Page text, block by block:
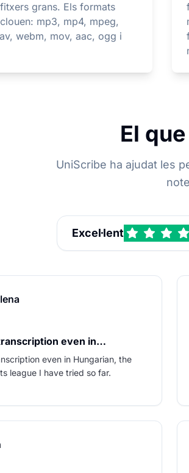
grans. Els formats
mp3, mp4, mpeg,
webm, mov, aac, ogg i
El
UniScribe ha ajudat les
Excel·lent
even in…
even in Hungarian, the
league I have tried so far.